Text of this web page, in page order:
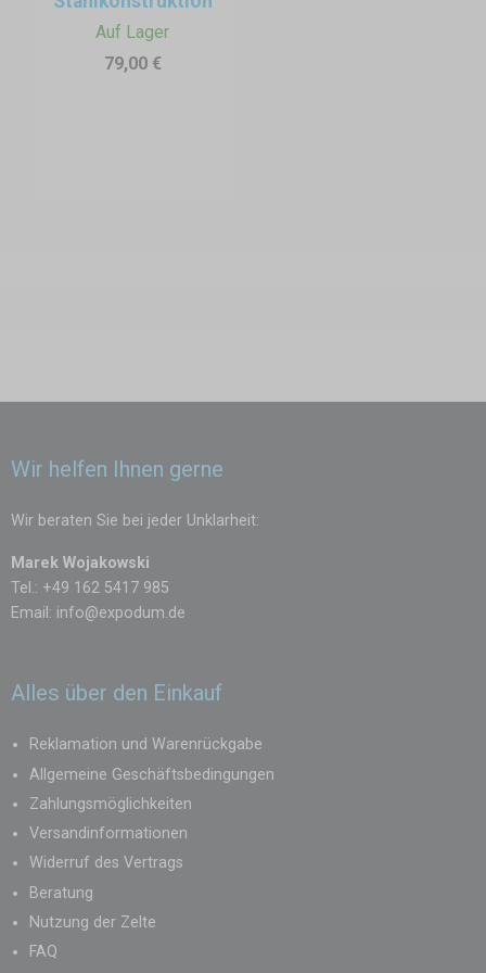
Auf Lager
79,00 €
Wir helfen Ihnen gerne
Wir beraten Sie bei jeder Unklarheit:
Marek Wojakowski
Tel.: +49 162 5417 985
Email: info@expodum.de
Alles über den Einkauf
Reklamation und Warenrückgabe
Allgemeine Geschäftsbedingungen
Zahlungsmöglichkeiten
Versandinformationen
Widerruf des Vertrags
Beratung
Nutzung der Zelte
FAQ